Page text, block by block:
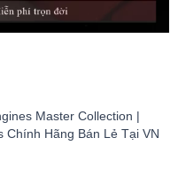
Master Collection |
Chính Hãng Bán Lẻ Tại VN